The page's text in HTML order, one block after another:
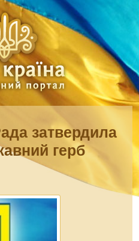
затвердила
герб